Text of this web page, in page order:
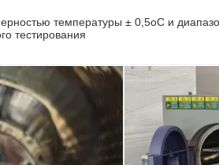
температуры ± 0,5oC и
тестирования